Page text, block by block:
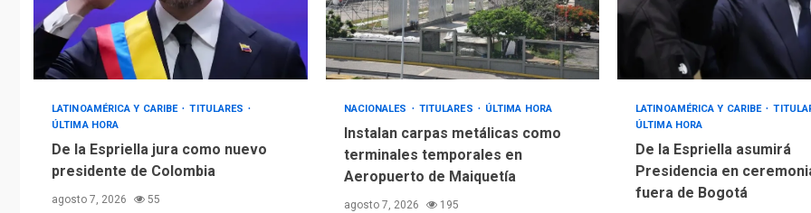
LATINOAMÉRICA Y CARIBE
TITULARES
ÚLTIMA HORA
De la Espriella jura como nuevo
presidente de Colombia
agosto 7, 2026 55
NACIONALES TITULARES ÚLTIMA HORA
Instalan carpas metálicas como
terminales temporales en
Aeropuerto de Maiquetía
agosto 7, 2026 195
LATINOAMÉRICA Y CARIBE
ÚLTIMA HORA
De la Espriella asumirá
Presidencia en
fuera de Bogotá